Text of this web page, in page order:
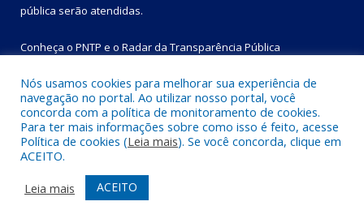
pública serão atendidas.
Conheça o PNTP e o Radar da Transparência Pública
Todos os direitos reservados a Prefeitura Municipal de Bom
Jesus do Tocantins.
Mapa do Site
Acessar Área Administrativa
Acessar Webmail
Nós usamos cookies para melhorar sua experiência de
navegação no portal. Ao utilizar nosso portal, você
concorda com a política de monitoramento de cookies.
Para ter mais informações sobre como isso é feito, acesse
Política de cookies (Leia mais). Se você concorda, clique em
ACEITO.
Leia mais
ACEITO